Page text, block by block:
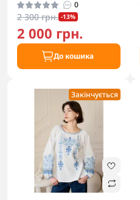
0
2 300 грн. -13%
2 000 грн.
До кошика
Закінчується